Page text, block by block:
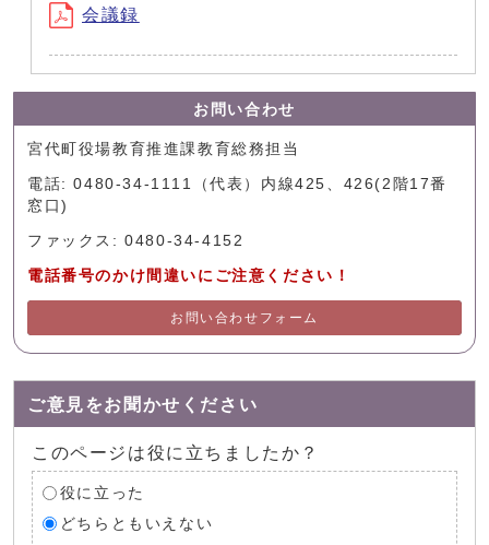
会議録
お問い合わせ
宮代町役場教育推進課教育総務担当
電話: 0480-34-1111（代表）内線425、426(2階17番
窓口)
ファックス: 0480-34-4152
電話番号のかけ間違いにご注意ください！
お問い合わせフォーム
ご意見をお聞かせください
このページは役に立ちましたか？
役に立った
どちらともいえない